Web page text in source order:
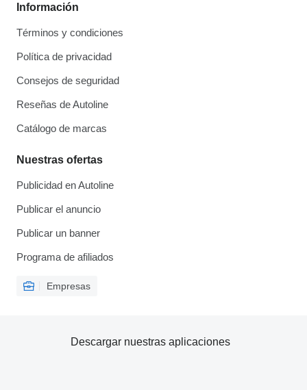
Información
Términos y condiciones
Política de privacidad
Consejos de seguridad
Reseñas de Autoline
Catálogo de marcas
Nuestras ofertas
Publicidad en Autoline
Publicar el anuncio
Publicar un banner
Programa de afiliados
Empresas
Descargar nuestras aplicaciones